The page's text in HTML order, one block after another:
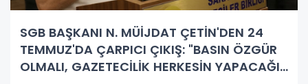
SGB BAŞKANI N. MÜİJDAT ÇETİN'DEN 24
TEMMUZ'DA ÇARPICI ÇIKIŞ: "BASIN ÖZGÜR
OLMALI, GAZETECİLİK HERKESİN YAPACAĞI